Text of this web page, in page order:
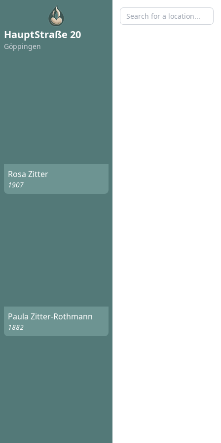
HauptStraße 20
Göppingen
Rosa Zitter
1907
Paula Zitter-Rothmann
1882